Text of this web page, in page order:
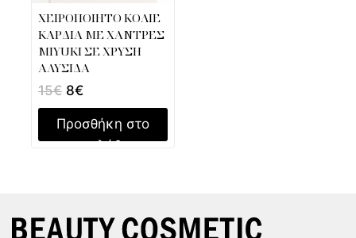
ΧΕΙΡΟΠΟΙΗΤΟ ΚΟΛΙΕ
ΚΑΡΔΙΑ ΜΕ ΧΑΝΤΡΕΣ
MIYUKI ΣΕ ΧΡΥΣΗ
ΑΛΥΣΙΔΑ
15€ 8€
Προσθήκη στο
καλάθι